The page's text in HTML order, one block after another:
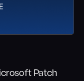
Patch